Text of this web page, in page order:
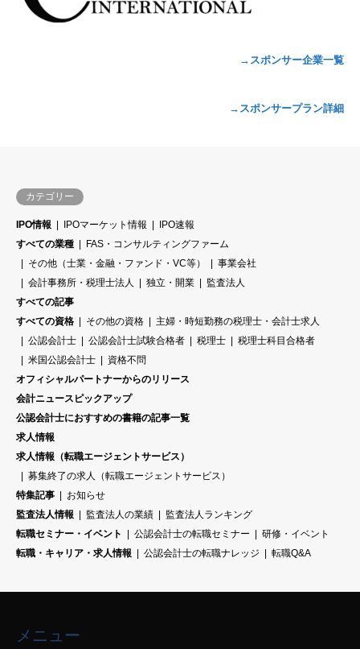
→スポンサー企業一覧
→スポンサープラン詳細
カテゴリー
IPO情報 IPOマーケット情報
IPO速報
すべての業種
FAS・コンサルティングファーム
その他（士業・金融・ファンド・VC等）
事業会社
会計事務所・税理士法人
独立・開業
監査法人
すべての記事
すべての資格
その他の資格
主婦・時短勤務の税理士・会計士求人
公認会計士
公認会計士試験合格者 税理士
税理士科目合格者
米国公認会計士
資格不問
オフィシャルパートナーからのリリース
会計ニュースピックアップ
公認会計士におすすめの書籍の記事一覧
求人情報
求人情報（転職エージェントサービス）
募集終了の求人（転職エージェントサービス）
特集記事
お知らせ
監査法人情報
監査法人の業績
監査法人ランキング
転職セミナー・イベント
公認会計士の転職セミナー
研修・イベント
転職・キャリア・求人情報
公認会計士の転職ナレッジ 転職Q&A
メニュー